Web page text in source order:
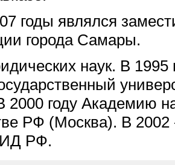
годы являлся
города Самары.
наук. В 1995
2000 году Академию
РФ (Москва). В
РФ.